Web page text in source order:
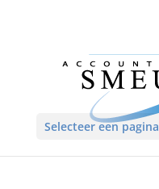
Selecteer een pagina